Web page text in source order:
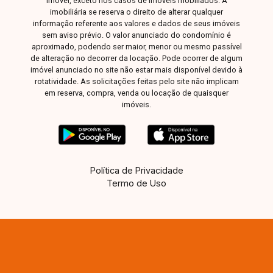
imobiliária se reserva o direito de alterar qualquer
informação referente aos valores e dados de seus imóveis
sem aviso prévio. O valor anunciado do condomínio é
aproximado, podendo ser maior, menor ou mesmo passível
de alteração no decorrer da locação. Pode ocorrer de algum
imóvel anunciado no site não estar mais disponível devido à
rotatividade. As solicitações feitas pelo site não implicam
em reserva, compra, venda ou locação de quaisquer
imóveis.
Política de Privacidade
Termo de Uso